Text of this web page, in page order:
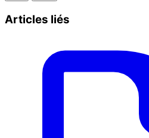
Articles liés